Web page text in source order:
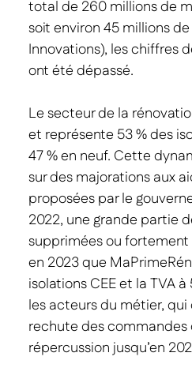
total de 260 millions de
soit environ 45 millions
Innovations), les chiffres
ont été dépassé.
Le secteur de la
et représente 53 % des
47 % en neuf. Cette
sur des majorations aux
proposées par le
2022, une grande partie
supprimées ou
en 2023 que
isolations CEE et la TVA
les acteurs du métier,
rechute des commandes
répercussion jusqu’en